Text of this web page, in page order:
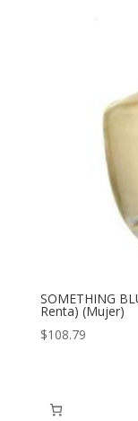
SOMETHING
Renta) (Mujer)
$108.79